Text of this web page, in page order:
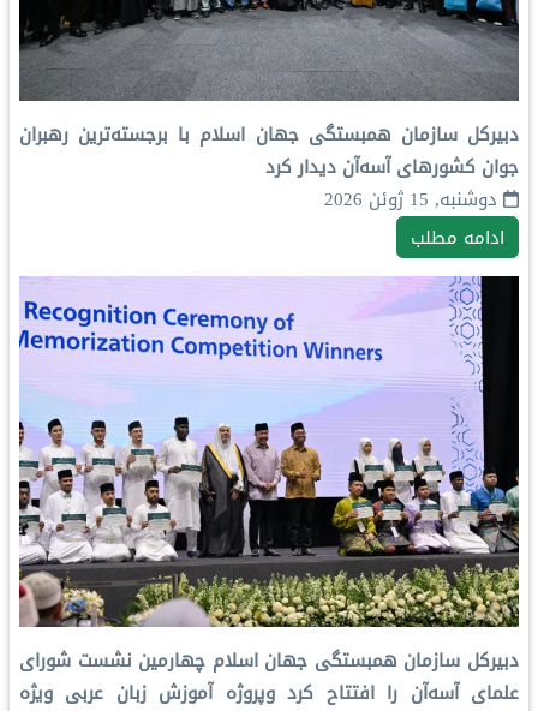
دبیرکل سازمان همبستگی جهان اسلام با برجسته‌ترین رهبران
جوان کشورهای آسه‌آن دیدار کرد
دوشنبه, 15 ژوئن 2026
ادامه مطلب
دبیرکل سازمان همبستگی جهان اسلام چهارمین نشست شورای
علمای آسه‌آن را افتتاح کرد وپروژه آموزش زبان عربی ویژه